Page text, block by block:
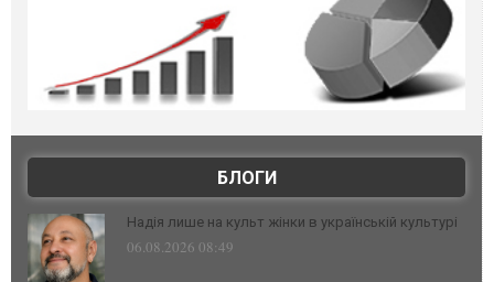
БЛОГИ
Надія лише на культ жінки в українській культурі
06.08.2026 08:49